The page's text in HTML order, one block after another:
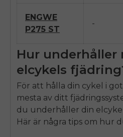
ENGWE
P275 ST
-
Hur underhåller
elcykels
För att hålla din cykel i
mesta av ditt
du underhåller din
Här är några tips om hur